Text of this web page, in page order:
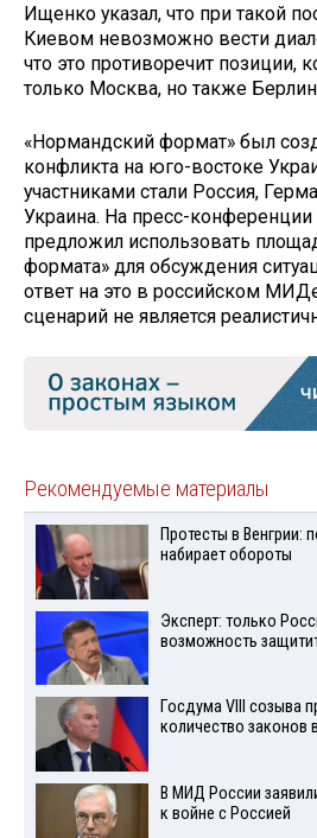
Ищенко указал, что при такой
Киевом невозможно вести
что это противоречит позиции,
только Москва, но также
«Нормандский формат» был
конфликта на юго-востоке
участниками стали Россия,
Украина. На пресс-конференции
предложил использовать
формата» для обсуждения
ответ на это в российском
сценарий не является
Рекомендуемые материалы
Протесты в Венгрии:
набирает обороты
Эксперт: только
возможность
Госдума VIII созыва
количество законов
В МИД России
к войне с Россией